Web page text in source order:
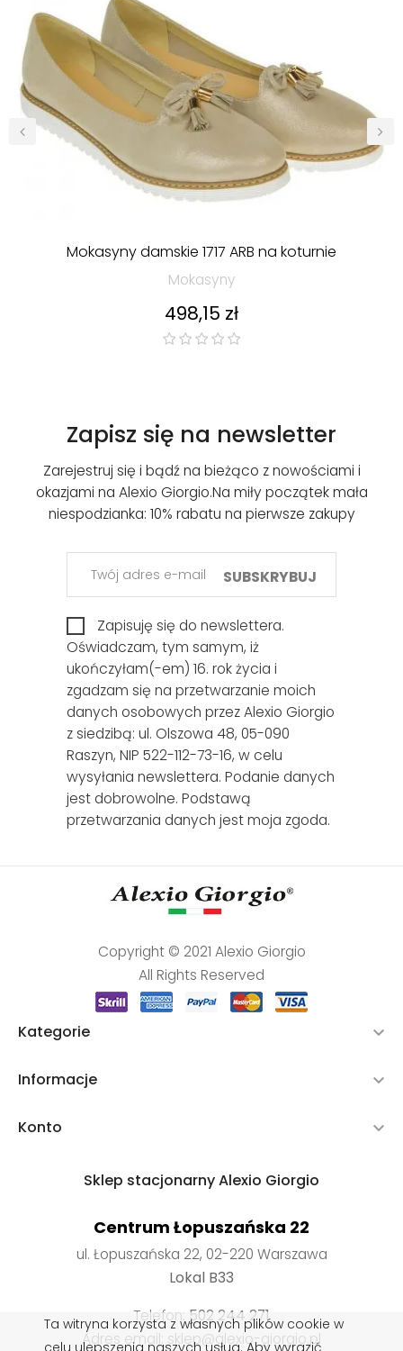
Mokasyny damskie 1717 ARB na koturnie
Mokasyny
Cena
498,15 zł
›
Zapisz się na newsletter
Zarejestruj się i bądź na bieżąco z nowościami i
okazjami na Alexio Giorgio.Na miły początek mała
niespodzianka: 10% rabatu na pierwsze zakupy
SUBSKRYBUJ
Zapisuję się do newslettera.
Oświadczam, tym samym, iż
ukończyłam(-em) 16. rok życia i
zgadzam się na przetwarzanie moich
danych osobowych przez Alexio Giorgio
z siedzibą: ul. Olszowa 48, 05-090
Raszyn, NIP 522-112-73-16, w celu
wysyłania newslettera. Podanie danych
jest dobrowolne. Podstawą
przetwarzania danych jest moja zgoda.
Copyright © 2021 Alexio Giorgio
All Rights Reserved
Kategorie 
Informacje 
Konto 
Sklep stacjonarny Alexio Giorgio
Centrum Łopuszańska 22
ul. Łopuszańska 22, 02-220 Warszawa
Lokal B33
Telefon: 502 244 271
Adres email: sklep@alexio-giorgio.pl
Ta witryna korzysta z własnych plików cookie w
celu ulepszenia naszych usług. Aby wyrazić